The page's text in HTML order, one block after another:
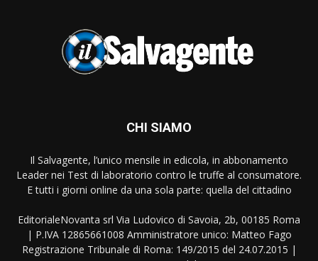
CHI SIAMO
Il Salvagente, l’unico mensile in edicola, in abbonamento
Leader nei Test di laboratorio contro le truffe al consumatore.
E tutti i giorni online da una sola parte: quella del cittadino
EditorialeNovanta srl Via Ludovico di Savoia, 2b, 00185 Roma
| P.IVA 12865661008 Amministratore unico: Matteo Fago
Registrazione Tribunale di Roma: 149/2015 del 24.07.2015 |